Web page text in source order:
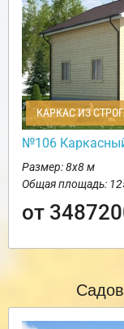
КАРКАС ИЗ
№106
Размер: 8х8 м
Общая площадь:
от